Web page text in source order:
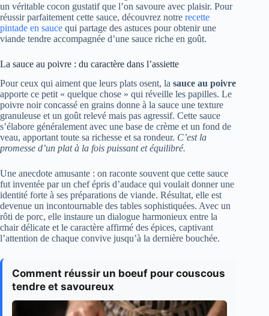
un véritable cocon gustatif que l’on savoure avec plaisir. Pour
réussir parfaitement cette sauce, découvrez notre recette
pintade en sauce qui partage des astuces pour obtenir une
viande tendre accompagnée d’une sauce riche en goût.
La sauce au poivre : du caractère dans l’assiette
Pour ceux qui aiment que leurs plats osent, la sauce au poivre
apporte ce petit « quelque chose » qui réveille les papilles. Le
poivre noir concassé en grains donne à la sauce une texture
granuleuse et un goût relevé mais pas agressif. Cette sauce
s’élabore généralement avec une base de crème et un fond de
veau, apportant toute sa richesse et sa rondeur. C’est la
promesse d’un plat à la fois puissant et équilibré.
Une anecdote amusante : on raconte souvent que cette sauce
fut inventée par un chef épris d’audace qui voulait donner une
identité forte à ses préparations de viande. Résultat, elle est
devenue un incontournable des tables sophistiquées. Avec un
rôti de porc, elle instaure un dialogue harmonieux entre la
chair délicate et le caractère affirmé des épices, captivant
l’attention de chaque convive jusqu’à la dernière bouchée.
Comment réussir un boeuf pour couscous
tendre et savoureux